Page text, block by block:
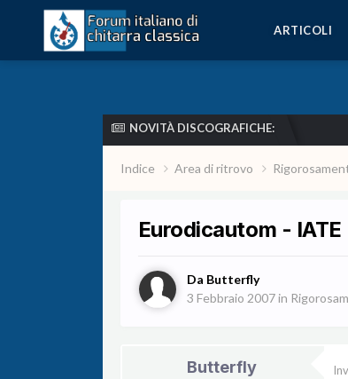
ARTICOLI
NOVITÀ DISCOGRAFICHE:
Indice Area di ritrovo
Eurodicautom - IATE
Da Butterfly
3 Febbraio 2007in
Butterfly